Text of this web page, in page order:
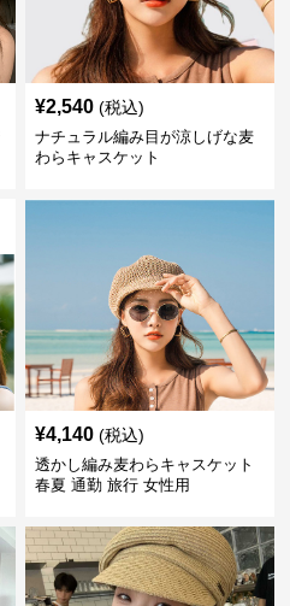
¥2,540 (税込)
ナチュラル編み目が涼しげな麦
わらキャスケット
¥4,140 (税込)
透かし編み麦わらキャスケット
春夏 通勤 旅行 女性用